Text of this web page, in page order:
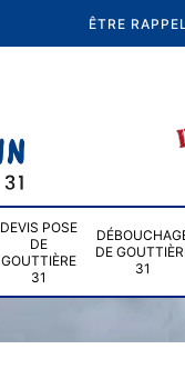
ÊTRE
DEVIS POSE
DE
GOUTTIÈRE
31
DE
31